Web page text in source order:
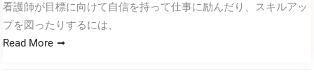
看護師が目標に向けて自信を持って仕事に励んだり、スキルアッ
プを図ったりするには、
Read More